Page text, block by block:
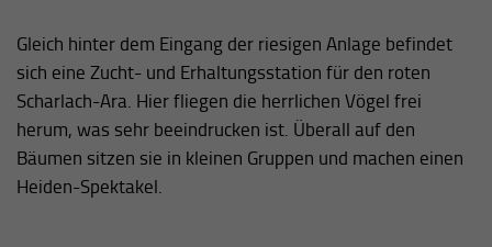
Gleich hinter dem Eingang der riesigen Anlage befindet
sich eine Zucht- und Erhaltungsstation für den roten
Scharlach-Ara. Hier fliegen die herrlichen Vögel frei
herum, was sehr beeindrucken ist. Überall auf den
Bäumen sitzen sie in kleinen Gruppen und machen einen
Heiden-Spektakel.